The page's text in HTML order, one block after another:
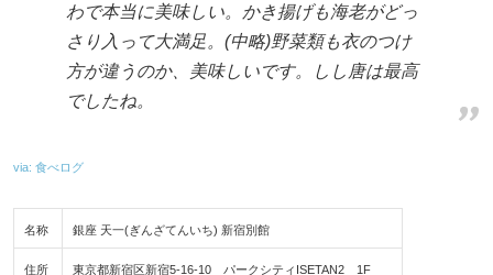
わで本当に美味しい。かき揚げも海老がどっ
さり入って大満足。(中略)野菜類も衣のつけ
方が違うのか、美味しいです。しし唐は最高
でしたね。
via: 食べログ
名称 銀座 天一(ぎんざてんいち) 新宿別館
住所 東京都新宿区新宿5-16-10 パークシティISETAN2 1F